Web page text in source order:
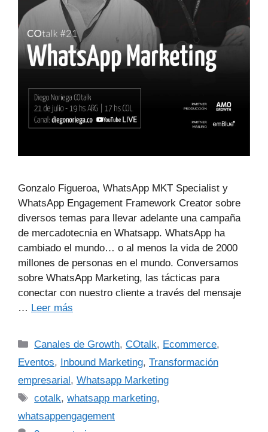
Gonzalo Figueroa, WhatsApp MKT Specialist y
WhatsApp Engagement Framework Creator sobre
diversos temas para llevar adelante una campaña
de mercadotecnia en Whatsapp. WhatsApp ha
cambiado el mundo… o al menos la vida de 2000
millones de personas en el mundo. Conversamos
sobre WhatsApp Marketing, las tácticas para
conectar con nuestro cliente a través del mensaje
… Leer más
Canales de Growth,COtalk, Ecommerce,
Eventos, Inbound Marketing, Transformación
empresarial, Whatsapp Marketing
cotalk,whatsapp marketing,
whatsappengagement